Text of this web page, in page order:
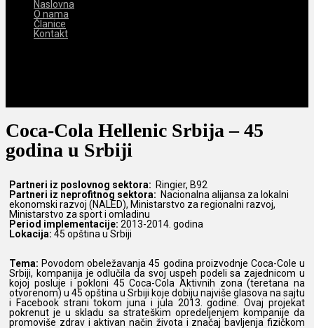
Naslovna
O nama
Članice
Kontakt
Coca-Cola Hellenic Srbija –45
godina u Srbiji
Partneri iz poslovnog sektora: Ringier, B92
Partneri iz neprofitnog sektora: Nacionalna alijansa za lokalni
ekonomski razvoj (NALED), Ministarstvo za regionalni razvoj,
Ministarstvo za sport i omladinu
Period implementacije: 2013-2014. godina
Lokacija: 45 opština u Srbiji
Tema: Povodom obeležavanja 45 godina proizvodnje Coca-Cole u
Srbiji, kompanija je odlučila da svoj uspeh podeli sa zajednicom u
kojoj posluje i pokloni 45 Coca-Cola Aktivnih zona (teretana na
otvorenom) u 45 opština u Srbiji koje dobiju najviše glasova na sajtu
i Facebook strani tokom juna i jula 2013. godine. Ovaj projekat
pokrenut je u skladu sa strateškim opredeljenjem kompanije da
promoviše zdrav i aktivan način života i značaj bavljenja fizičkom